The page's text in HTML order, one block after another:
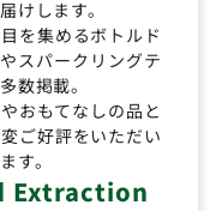
けします。
を集めるボトルド
スパークリングテ
数掲載。
おもてなしの品と
ご好評をいただい
す。
Extraction